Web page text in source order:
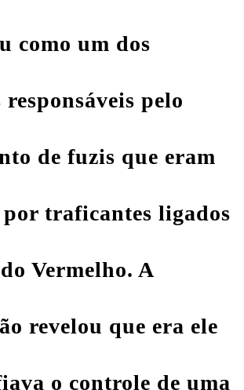
como um dos
pelo
de fuzis que eram
traficantes ligados
Vermelho. A
revelou que era ele
o controle de uma